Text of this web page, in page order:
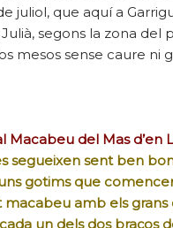
juliol, que aquí a
segons la zona
mesos sense caure ni
Macabeu del Mas d’en
segueixen sent ben
gotims que
macabeu amb els
un dels dos braços